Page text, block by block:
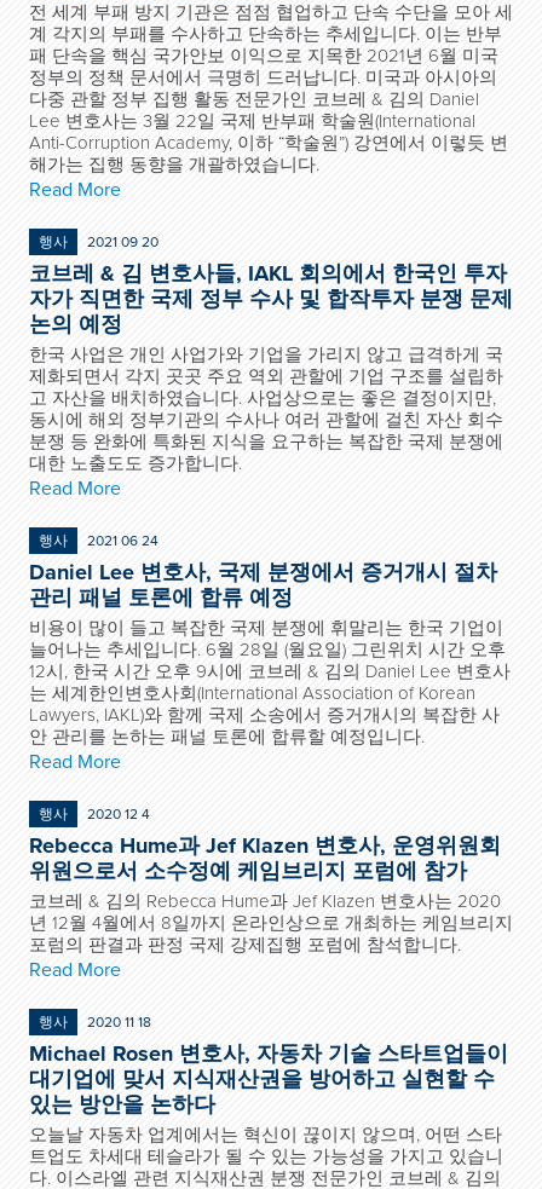
전 세계 부패 방지 기관은 점점 협업하고 단속 수단을 모아 세
계 각지의 부패를 수사하고 단속하는 추세입니다. 이는 반부
패 단속을 핵심 국가안보 이익으로 지목한 2021년 6월 미국
정부의 정책 문서에서 극명히 드러납니다. 미국과 아시아의
다중 관할 정부 집행 활동 전문가인 코브레 & 김의 Daniel
Lee 변호사는 3월 22일 국제 반부패 학술원(International
Anti-Corruption Academy, 이하 “학술원”) 강연에서 이렇듯 변
해가는 집행 동향을 개괄하였습니다.
Read More
행사 2021 09 20
코브레 & 김 변호사들, IAKL 회의에서 한국인 투자
자가 직면한 국제 정부 수사 및 합작투자 분쟁 문제
논의 예정
한국 사업은 개인 사업가와 기업을 가리지 않고 급격하게 국
제화되면서 각지 곳곳 주요 역외 관할에 기업 구조를 설립하
고 자산을 배치하였습니다. 사업상으로는 좋은 결정이지만,
동시에 해외 정부기관의 수사나 여러 관할에 걸친 자산 회수
분쟁 등 완화에 특화된 지식을 요구하는 복잡한 국제 분쟁에
대한 노출도도 증가합니다.
Read More
행사 2021 06 24
Daniel Lee 변호사, 국제 분쟁에서 증거개시 절차
관리 패널 토론에 합류 예정
비용이 많이 들고 복잡한 국제 분쟁에 휘말리는 한국 기업이
늘어나는 추세입니다. 6월 28일 (월요일) 그린위치 시간 오후
12시, 한국 시간 오후 9시에 코브레 & 김의 Daniel Lee 변호사
는 세계한인변호사회(International Association of Korean
Lawyers, IAKL)와 함께 국제 소송에서 증거개시의 복잡한 사
안 관리를 논하는 패널 토론에 합류할 예정입니다.
Read More
행사 2020 12 4
Rebecca Hume과 Jef Klazen 변호사, 운영위원회
위원으로서 소수정예 케임브리지 포럼에 참가
코브레 & 김의 Rebecca Hume과 Jef Klazen 변호사는 2020
년 12월 4월에서 8일까지 온라인상으로 개최하는 케임브리지
포럼의 판결과 판정 국제 강제집행 포럼에 참석합니다.
Read More
행사 2020 11 18
Michael Rosen 변호사, 자동차 기술 스타트업들이
대기업에 맞서 지식재산권을 방어하고 실현할 수
있는 방안을 논하다
오늘날 자동차 업계에서는 혁신이 끊이지 않으며, 어떤 스타
트업도 차세대 테슬라가 될 수 있는 가능성을 가지고 있습니
다. 이스라엘 관련 지식재산권 분쟁 전문가인 코브레 & 김의